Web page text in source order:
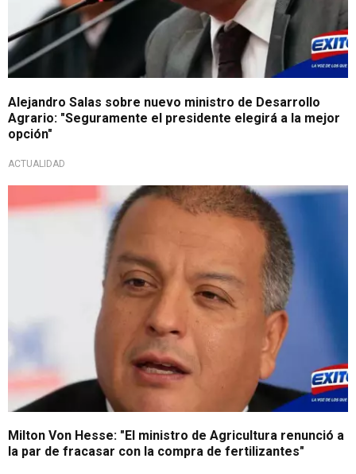
Alejandro Salas sobre nuevo ministro de Desarrollo
Agrario: "Seguramente el presidente elegirá a la mejor
opción"
ACTUALIDAD
Milton Von Hesse: "El ministro de Agricultura renunció a
la par de fracasar con la compra de fertilizantes"